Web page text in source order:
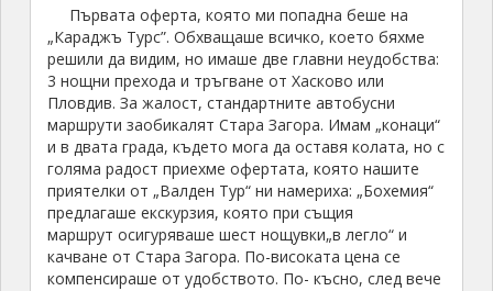
Първата оферта, която ми попадна беше на
„Караджъ Турс”. Обхващаше всичко, което бяхме
решили да видим, но имаше две главни неудобства:
3 нощни прехода и тръгване от Хасково или
Пловдив. За жалост, стандартните автобусни
маршрути заобикалят Стара Загора. Имам „конаци“
и в двата града, където мога да оставя колата, но с
голяма радост приехме офертата, която нашите
приятелки от „Валден Тур“ ни намериха: „Бохемия“
предлагаше екскурзия, която при същия
маршрут осигуряваше шест нощувки„в легло“ и
качване от Стара Загора. По-високата цена се
компенсираше от удобството. По- късно, след вече